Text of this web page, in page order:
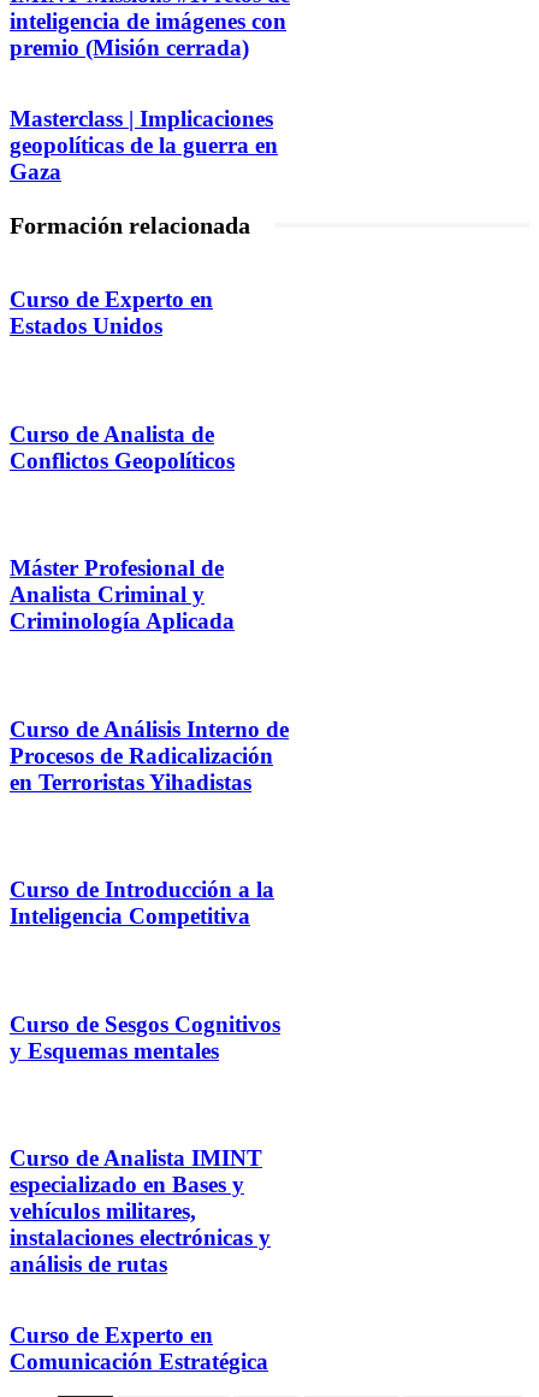
inteligencia de imágenes con
premio (Misión cerrada)
Masterclass | Implicaciones
geopolíticas de la guerra en
Gaza
Formación relacionada
Curso de Experto en
Estados Unidos
Curso de Analista de
Conflictos Geopolíticos
Máster Profesional de
Analista Criminal y
Criminología Aplicada
Curso de Análisis Interno de
Procesos de Radicalización
en Terroristas Yihadistas
Curso de Introducción a la
Inteligencia Competitiva
Curso de Sesgos Cognitivos
y Esquemas mentales
Curso de Analista IMINT
especializado en Bases y
vehículos militares,
instalaciones electrónicas y
análisis de rutas
Curso de Experto en
Comunicación Estratégica